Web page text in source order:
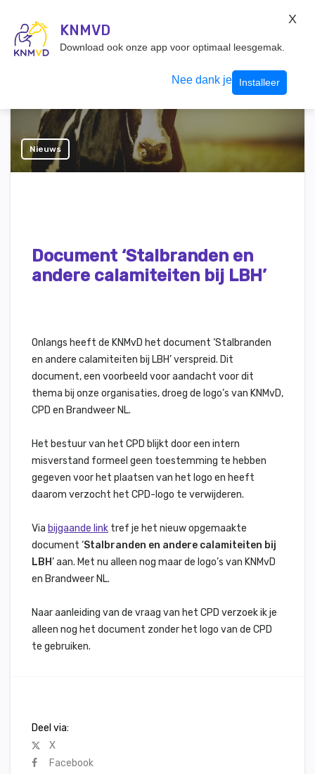
Inloggen
Nieuws
Document ‘Stalbranden en
andere calamiteiten bij LBH’
Onlangs heeft de KNMvD het document ‘Stalbranden
en andere calamiteiten bij LBH’ verspreid. Dit
document, een voorbeeld voor aandacht voor dit
thema bij onze organisaties, droeg de logo’s van KNMvD,
CPD en Brandweer NL.
Het bestuur van het CPD blijkt door een intern
misverstand formeel geen toestemming te hebben
gegeven voor het plaatsen van het logo en heeft
daarom verzocht het CPD-logo te verwijderen.
Via bijgaande link tref je het nieuw opgemaakte
document ‘Stalbranden en andere calamiteiten bij
LBH’ aan. Met nu alleen nog maar de logo’s van KNMvD
en Brandweer NL.
Naar aanleiding van de vraag van het CPD verzoek ik je
alleen nog het document zonder het logo van de CPD
te gebruiken.
Deel via:
X
Facebook
KNMVD
Download ook onze app voor optimaal leesgemak.
Nee dank je Installeer
X